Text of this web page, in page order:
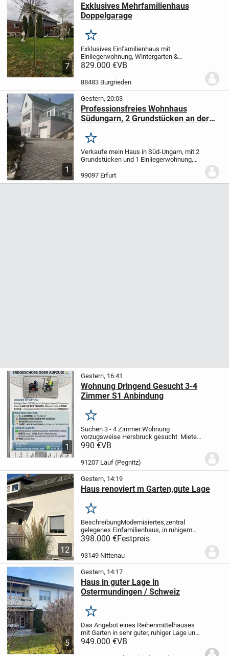
7
Exklusives Mehrfamilienhaus
Doppelgarage
Merken
Exklusives Einfamilienhaus mit
Einliegerwohnung, Wintergarten &
elektrischer Doppelgarage
Einfamilienhaus vereint stilvolles
Wohnen, viel Platz und eine...
829.000 €VB
88483 Burgrieden
1
Gestern, 20:03
Professionsfreies Wohnhaus
Südungarn, 2 Grundstücken an der
Merken
Verkaufe mein Haus in Süd-Ungarn, mit 2
Grundstücken und 1 Einliegerwohnung,
Grundstück 3 km von der Stadt 7700
Mohac´s entfernt. Es verfügt über 7
99097 Erfurt
1
Gestern, 16:41
Wohnung Dringend Gesucht 3-4
Zimmer S1 Anbindung
Merken
Suchen 3 - 4 Zimmer Wohnung
vorzugsweise Hersbruck gesucht Miete
bis 1100€ inkl Nebenkosten und Heizung
990 €VB
91207 Lauf (Pegnitz)
12
Gestern, 14:19
Haus renoviert m Garten,gute Lage
Merken
BeschreibungModernisiertes,zentral
gelegenes Einfamilienhaus, in ruhigem
Wohngebiet, mit Garten ab sofort frei zu
Das 140 qm große Haus , über
2 Etagen mit 6 Zimmern ist ideal
398.000 €Festpreis
93149 Nittenau
5
Gestern, 14:17
Haus in guter Lage in
Ostermundingen / Schweiz
Merken
Das Angebot eines Reihenmittelhauses
mit Garten in sehr guter, ruhiger Lage und
unverbaubarer Sicht in Ostermundingen
949.000 €VB